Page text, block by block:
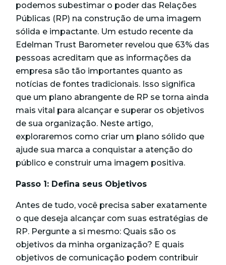
podemos subestimar o poder das Relações
Públicas (RP) na construção de uma imagem
sólida e impactante. Um estudo recente da
Edelman Trust Barometer revelou que 63% das
pessoas acreditam que as informações da
empresa são tão importantes quanto as
notícias de fontes tradicionais. Isso significa
que um plano abrangente de RP se torna ainda
mais vital para alcançar e superar os objetivos
de sua organização. Neste artigo,
exploraremos como criar um plano sólido que
ajude sua marca a conquistar a atenção do
público e construir uma imagem positiva.
Passo 1: Defina seus Objetivos
Antes de tudo, você precisa saber exatamente
o que deseja alcançar com suas estratégias de
RP. Pergunte a si mesmo: Quais são os
objetivos da minha organização? E quais
objetivos de comunicação podem contribuir